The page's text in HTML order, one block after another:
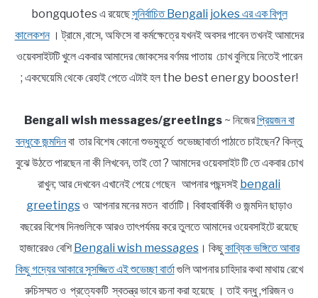
bongquotes এ রয়েছেসুনির্বাচিত Bengali jokes এর এক বিপুল
কালেকশন। ট্রামে ,বাসে, অফিসে বা কর্মক্ষেত্রে যখনই অবসর পাবেন তখনই আমাদের
ওয়েবসাইটটি খুলে একবার আমাদের জোকসের বর্ণময় পাতায় চোখ বুলিয়ে নিতেই পারেন
; একঘেয়েমি থেকে রেহাই পেতে এটাই হল the best energy booster!
Bengali wish messages/greetings~ নিজেরপ্রিয়জন বা
বন্ধুকে জন্মদিনবা তার বিশেষ কোনো শুভমুহূর্তে শুভেচ্ছাবার্তা পাঠাতে চাইছেন? কিন্তু
বুঝে উঠতে পারছেন না কী লিখবেন, তাই তো ? আমাদের ওয়েবসাইট টি তে একবার চোখ
রাখুন; আর দেখবেন এখানেই পেয়ে গেছেন আপনার পছন্দসই bengali
greetingsও আপনার মনের মতন বার্তাটি। বিবাহবার্ষিকী ও জন্মদিন ছাড়াও
বছরের বিশেষ দিনগুলিকে আরও তাৎপর্যময় করে তুলতে আমাদের ওয়েবসাইটে রয়েছে
হাজারেরও বেশিBengali wish messages। কিছুকাব্যিক ভঙ্গিতে আবার
কিছু গদ্যের আকারে সুসজ্জিত এই শুভেচ্ছা বার্তাগুলি আপনার চাহিদার কথা মাথায় রেখে
রুচিসম্মত ও প্রত্যেকটি স্বতন্ত্র ভাবে রচনা করা হয়েছে । তাই বন্ধু ,পরিজন ও